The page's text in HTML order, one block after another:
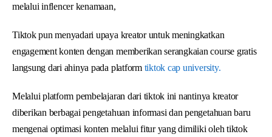
melalui inflencer kenamaan,
Tiktok pun menyadari upaya kreator untuk meningkatkan
engagement konten dengan memberikan serangkaian course gratis
langsung dari ahinya pada platform tiktok cap university.
Melalui platform pembelajaran dari tiktok ini nantinya kreator
diberikan berbagai pengetahuan informasi dan pengetahuan baru
mengenai optimasi konten melalui fitur yang dimiliki oleh tiktok